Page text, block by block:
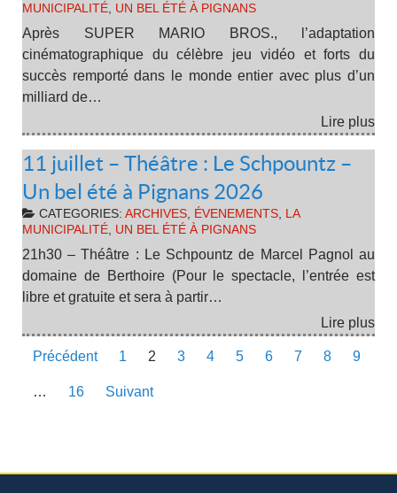
MUNICIPALITÉ UN BEL ÉTÉ À PIGNANS
Après SUPER MARIO BROS., l’adaptation
cinématographique du célèbre jeu vidéo et forts du
succès remporté dans le monde entier avec plus d’un
milliard de…
Lire plus
11 juillet – Théâtre : Le Schpountz –
Un bel été à Pignans 2026
CATEGORIES: ARCHIVES, ÉVENEMENTS, LA
MUNICIPALITÉ, UN BEL ÉTÉ À PIGNANS
21h30 – Théâtre : Le Schpountz de Marcel Pagnol au
domaine de Berthoire (Pour le spectacle, l’entrée est
libre et gratuite et sera à partir…
Lire plus
Précédent 1 2 3 4 5 6 7 8 9
… 16 Suivant